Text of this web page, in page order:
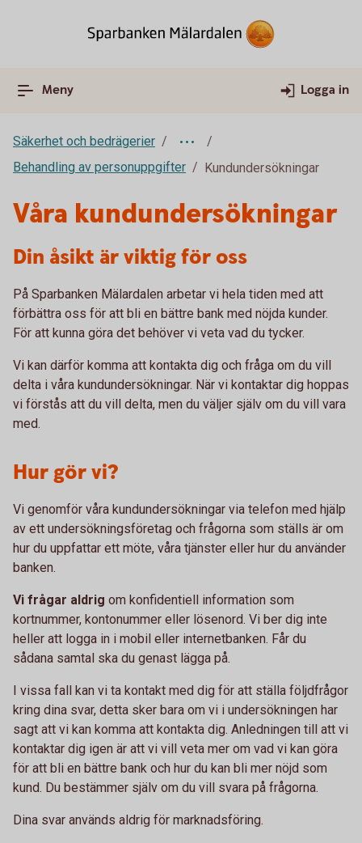
Meny Logga in
Säkerhet och bedrägerier
Behandling av personuppgifter
Kundundersökningar
Våra kundundersökningar
Din åsikt är viktig för oss
På Sparbanken Mälardalen arbetar vi hela tiden med att
förbättra oss för att bli en bättre bank med nöjda kunder.
För att kunna göra det behöver vi veta vad du tycker.
Vi kan därför komma att kontakta dig och fråga om du vill
delta i våra kundundersökningar. När vi kontaktar dig hoppas
vi förstås att du vill delta, men du väljer själv om du vill vara
med.
Hur gör vi?
Vi genomför våra kundundersökningar via telefon med hjälp
av ett undersökningsföretag och frågorna som ställs är om
hur du uppfattar ett möte, våra tjänster eller hur du använder
banken.
Vi frågar aldrig om konfidentiell information som
kortnummer, kontonummer eller lösenord. Vi ber dig inte
heller att logga in i mobil eller internetbanken. Får du
sådana samtal ska du genast lägga på.
I vissa fall kan vi ta kontakt med dig för att ställa följdfrågor
kring dina svar, detta sker bara om vi i undersökningen har
sagt att vi kan komma att kontakta dig. Anledningen till att vi
kontaktar dig igen är att vi vill veta mer om vad vi kan göra
för att bli en bättre bank och hur du kan bli mer nöjd som
kund. Du bestämmer själv om du vill svara på frågorna.
Dina svar används aldrig för marknadsföring.